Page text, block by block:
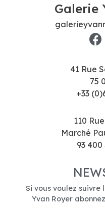
Galerie
41 Rue
75
+33
110
Marché
93
Si vous voulez
Yvan Royer